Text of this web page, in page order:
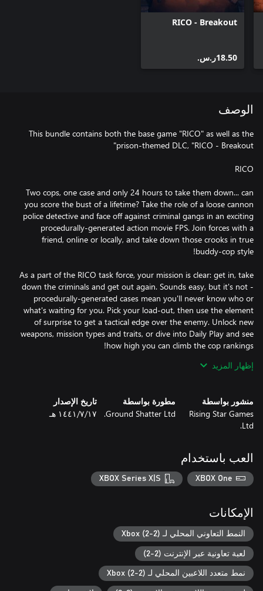
RICO - Breakout
‪ر.س.‏‎18.50‬
الوصف
This bundle contains both the base game "RICO" as well as the
Two cops, one case and only 24 hours to take them down... can
you score the bust of a lifetime? Take the role of a loose cannon
police detective and face off against criminal gangs in an exciting
procedurally-generated action movie FPS. Join forces with a
friend, online or locally, and take down those crooks in true
As a part of the RICO task force, your mission is clear: get in, take
down the criminals and get out again. Sounds easy, but it's not -
procedurally-generated cases mean you'll never know who or
what's waiting for you. Pick your load-out, then use the element
of surprise to get a tactical edge over the enemy. Unlock new
weapons, mission types and traits, or dive into Daily Play and see
• Take down criminal gangs with extreme prejudice and solve the
• Procedurally-generated cases mean no two games are ever the
• Daily Play cases - with leaderboards and rewards - keep you
coming back for more, along with unlockable weapons, traits and
A mass break-out at the San Amaro prison has brought to the
streets a dangerous and unpredictable set of enemies. With a
A deadly new gang of prisoners, some still dressed in their
إظهار المزيد
منشور بواسطة
Rising Star Games
Ltd.
مطورة بواسطة
Ground Shatter Ltd.
تاريخ الإصدار
١٧‏/٧‏/١٤٤١ هـ
العب باستخدام
XBOX One
XBOX Series X|S
الإمكانات
النمط التعاوني المحلي لـ Xbox (2-2)
لعبة تعاونية عبر الإنترنت (2-2)
نمط متعدد اللاعبين المحلي لـ Xbox (2-2)